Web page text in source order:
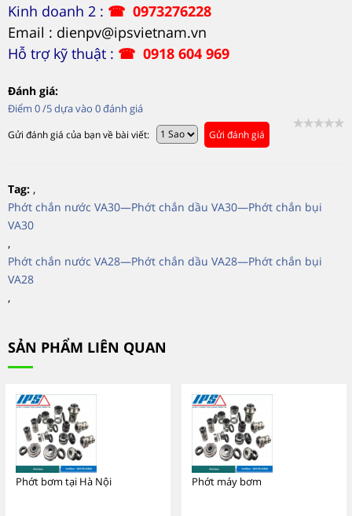
Kinh doanh 2 : ☎ 0973276228
Email : dienpv@ipsvietnam.vn
Hỗ trợ kỹ thuật : ☎ 0918 604 969
Đánh giá:
Điểm 0/5 dựa vào 0đánh giá
Gửi đánh giá của bạn về bài viết: Gửi đánh giá
Tag: ,
Phớt chắn nước VA30—Phớt chắn dầu VA30—Phớt chắn bụi
VA30
,
Phớt chắn nước VA28—Phớt chắn dầu VA28—Phớt chắn bụi
VA28
,
SẢN PHẨM LIÊN QUAN
Phớt bơm tại Hà Nội Phớt máy bơm